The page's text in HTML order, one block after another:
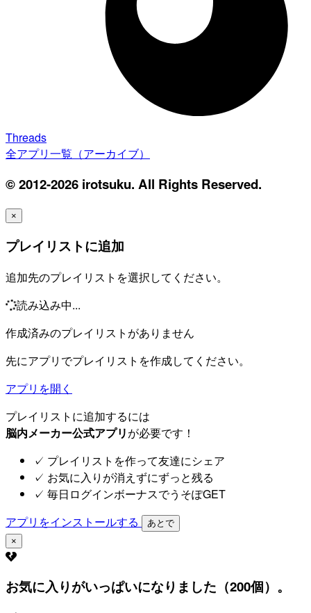
Threads
全アプリ一覧（アーカイブ）
© 2012-2026 irotsuku. All Rights Reserved.
×
プレイリストに追加
追加先のプレイリストを選択してください。
読み込み中...
作成済みのプレイリストがありません
先にアプリでプレイリストを作成してください。
アプリを開く
プレイリストに追加するには
脳内メーカー公式アプリが必要です！
✓ プレイリストを作って友達にシェア
✓ お気に入りが消えずにずっと残る
✓ 毎日ログインボーナスでうそぽGET
アプリをインストールする
あとで
×
お気に入りがいっぱいになりました（200個）。